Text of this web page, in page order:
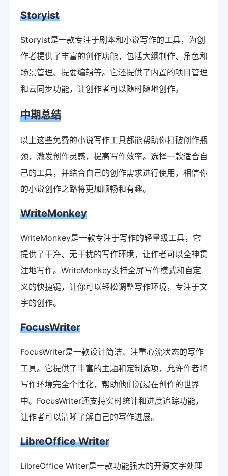
Storyist
Storyist是一款专注于剧本和小说写作的工具，为创
作者提供了丰富的创作功能，包括大纲制作、角色和
场景管理、提要编辑等。它还提供了内置的项目管理
和云同步功能，让创作者可以随时随地创作。
中期总结
以上这些免费的小说写作工具都能帮助你打破创作瓶
颈，激发创作灵感，提高写作效率。选择一款适合自
己的工具，并结合自己的创作需求进行使用，相信你
的小说创作之路将更加顺畅和有趣。
WriteMonkey
WriteMonkey是一款专注于写作的轻量级工具，它
提供了干净、无干扰的写作环境，让作者可以全神贯
注地写作。WriteMonkey支持全屏写作模式和自定
义的快捷键，让你可以轻松调整写作环境，专注于文
字的创作。
FocusWriter
FocusWriter是一款设计简洁、注重心流状态的写作
工具。它提供了丰富的主题和定制选项，允许作者将
写作环境完全个性化，帮助他们沉浸在创作的世界
中。FocusWriter还支持实时统计和进度追踪功能，
让作者可以清晰了解自己的写作进展。
LibreOffice Writer
LibreOffice Writer是一款功能强大的开源文字处理